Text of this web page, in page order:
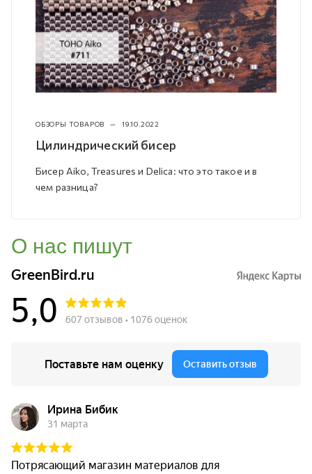
ОБЗОРЫ ТОВАРОВ — 19.10.2022
Цилиндрический бисер
Бисер Aiko, Treasures и Delica: что это такое и в
чем разница?
О нас пишут